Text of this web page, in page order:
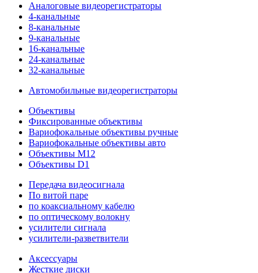
Аналоговые видеорегистраторы
4-канальные
8-канальные
9-канальные
16-канальные
24-канальные
32-канальные
Автомобильные видеорегистраторы
Объективы
Фиксированные объективы
Вариофокальные объективы ручные
Вариофокальные объективы авто
Объективы M12
Объективы D1
Передача видеосигнала
По витой паре
по коаксиальному кабелю
по оптическому волокну
усилители сигнала
усилители-разветвители
Аксессуары
Жесткие диски